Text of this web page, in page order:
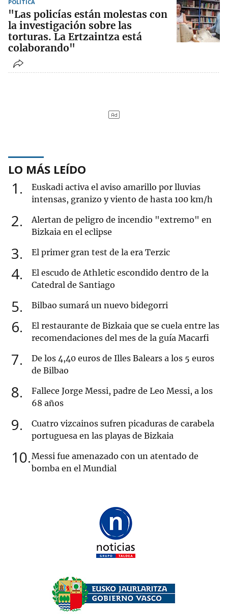
POLÍTICA
"Las policías están molestas con
la investigación sobre las
torturas. La Ertzaintza está
colaborando"
LO MÁS LEÍDO
1
Euskadi activa el aviso amarillo por lluvias
intensas, granizo y viento de hasta 100 km/h
2
Alertan de peligro de incendio "extremo" en
Bizkaia en el eclipse
3 El primer gran test de la era Terzic
4
El escudo de Athletic escondido dentro de la
Catedral de Santiago
5 Bilbao sumará un nuevo bidegorri
6
El restaurante de Bizkaia que se cuela entre las
recomendaciones del mes de la guía Macarfi
7
De los 4,40 euros de Illes Balears a los 5 euros
de Bilbao
8
Fallece Jorge Messi, padre de Leo Messi, a los
68 años
9
Cuatro vizcainos sufren picaduras de carabela
portuguesa en las playas de Bizkaia
10 Messi fue amenazado con un atentado de
bomba en el Mundial